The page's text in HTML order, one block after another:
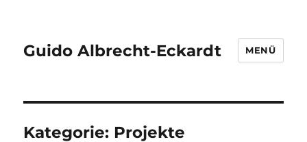
Guido Albrecht-Eckardt MENÜ
Kategorie: Projekte